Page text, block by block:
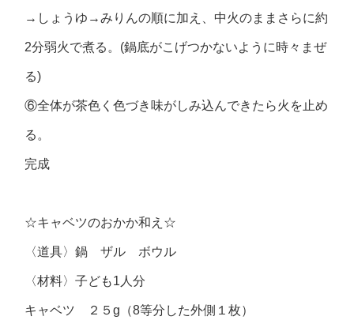
→しょうゆ→みりんの順に加え、中火のままさらに約
2分弱火で煮る。(鍋底がこげつかないように時々まぜ
る)
⑥全体が茶色く色づき味がしみ込んできたら火を止め
る。
完成
☆キャベツのおかか和え☆
〈道具〉鍋 ザル ボウル
〈材料〉子ども1人分
キャベツ ２５g（8等分した外側１枚）